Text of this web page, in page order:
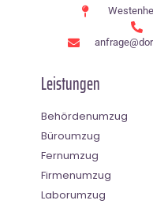
Leistungen
Behördenumzug
Büroumzug
Fernumzug
Firmenumzug
Laborumzug